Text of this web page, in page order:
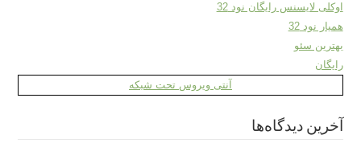
اوکلی لایسنس رایگان نود 32
همیار نود 32
بهترین سئو
رایگان
آنتی ویروس تحت شبکه
آخرین دیدگاه‌ها